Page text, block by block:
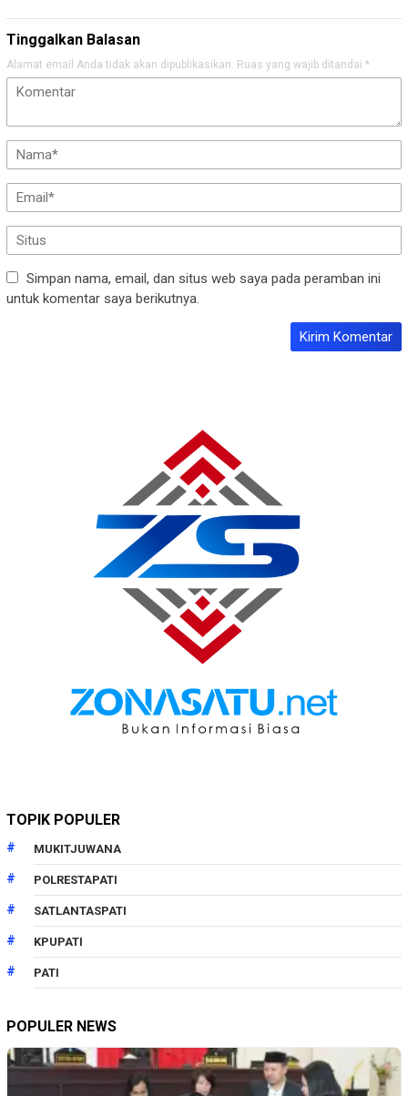
Tinggalkan Balasan
Alamat email Anda tidak akan dipublikasikan. Ruas yang wajib ditandai *
Simpan nama, email, dan situs web saya pada peramban ini
untuk komentar saya berikutnya.
TOPIK POPULER
MUKITJUWANA
POLRESTAPATI
SATLANTASPATI
KPUPATI
PATI
POPULER NEWS